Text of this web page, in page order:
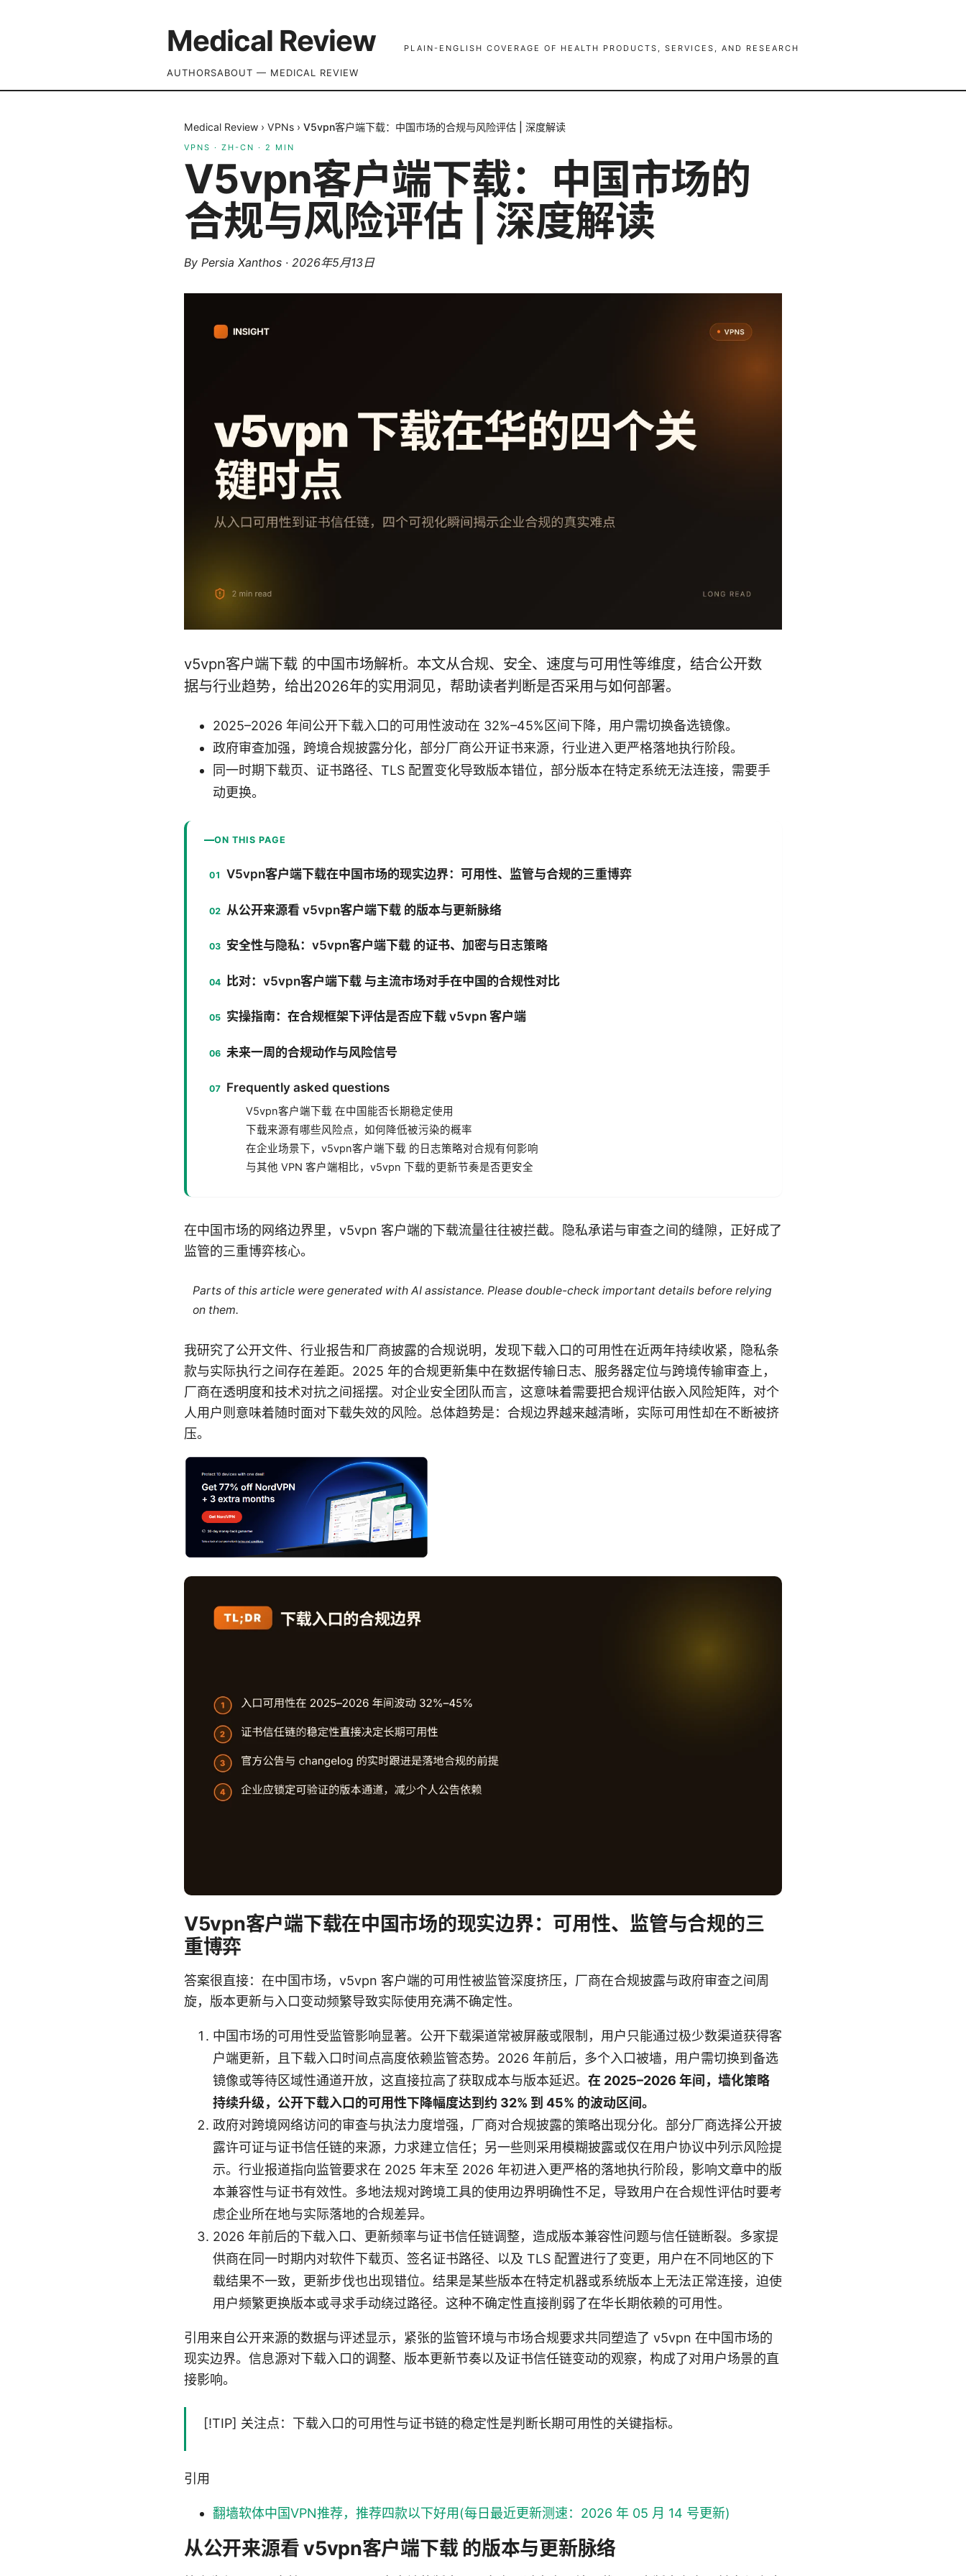
Medical Review PLAIN-ENGLISH COVERAGE OF HEALTH PRODUCTS, SERVICES, AND RESEARCH
AUTHORSABOUT — MEDICAL REVIEW
Medical Review › VPNs › V5vpn客户端下载：中国市场的合规与风险评估 | 深度解读
VPNS · ZH-CN · 2 MIN
V5vpn客户端下载：中国市场的
合规与风险评估 | 深度解读
By Persia Xanthos · 2026年5月13日
v5vpn客户端下载 的中国市场解析。本文从合规、安全、速度与可用性等维度，结合公开数
据与行业趋势，给出2026年的实用洞见，帮助读者判断是否采用与如何部署。
2025–2026 年间公开下载入口的可用性波动在 32%–45%区间下降，用户需切换备选镜像。
政府审查加强，跨境合规披露分化，部分厂商公开证书来源，行业进入更严格落地执行阶段。
同一时期下载页、证书路径、TLS 配置变化导致版本错位，部分版本在特定系统无法连接，需要手
动更换。
ON THIS PAGE
V5vpn客户端下载在中国市场的现实边界：可用性、监管与合规的三重博弈
从公开来源看 v5vpn客户端下载 的版本与更新脉络
安全性与隐私：v5vpn客户端下载 的证书、加密与日志策略
比对：v5vpn客户端下载 与主流市场对手在中国的合规性对比
实操指南：在合规框架下评估是否应下载 v5vpn 客户端
未来一周的合规动作与风险信号
Frequently asked questions
V5vpn客户端下载 在中国能否长期稳定使用
下载来源有哪些风险点，如何降低被污染的概率
在企业场景下，v5vpn客户端下载 的日志策略对合规有何影响
与其他 VPN 客户端相比，v5vpn 下载的更新节奏是否更安全
在中国市场的网络边界里，v5vpn 客户端的下载流量往往被拦截。隐私承诺与审查之间的缝隙，正好成了
监管的三重博弈核心。
Parts of this article were generated with AI assistance. Please double-check important details before relying
on them.
我研究了公开文件、行业报告和厂商披露的合规说明，发现下载入口的可用性在近两年持续收紧，隐私条
款与实际执行之间存在差距。2025 年的合规更新集中在数据传输日志、服务器定位与跨境传输审查上，
厂商在透明度和技术对抗之间摇摆。对企业安全团队而言，这意味着需要把合规评估嵌入风险矩阵，对个
人用户则意味着随时面对下载失效的风险。总体趋势是：合规边界越来越清晰，实际可用性却在不断被挤
压。
V5vpn客户端下载在中国市场的现实边界：可用性、监管与合规的三
重博弈
答案很直接：在中国市场，v5vpn 客户端的可用性被监管深度挤压，厂商在合规披露与政府审查之间周
旋，版本更新与入口变动频繁导致实际使用充满不确定性。
中国市场的可用性受监管影响显著。公开下载渠道常被屏蔽或限制，用户只能通过极少数渠道获得客
户端更新，且下载入口时间点高度依赖监管态势。2026 年前后，多个入口被墙，用户需切换到备选
镜像或等待区域性通道开放，这直接拉高了获取成本与版本延迟。 在 2025–2026 年间，墙化策略
持续升级，公开下载入口的可用性下降幅度达到约 32% 到 45% 的波动区间。
政府对跨境网络访问的审查与执法力度增强，厂商对合规披露的策略出现分化。部分厂商选择公开披
露许可证与证书信任链的来源，力求建立信任；另一些则采用模糊披露或仅在用户协议中列示风险提
示。行业报道指向监管要求在 2025 年末至 2026 年初进入更严格的落地执行阶段，影响文章中的版
本兼容性与证书有效性。多地法规对跨境工具的使用边界明确性不足，导致用户在合规性评估时要考
虑企业所在地与实际落地的合规差异。
2026 年前后的下载入口、更新频率与证书信任链调整，造成版本兼容性问题与信任链断裂。多家提
供商在同一时期内对软件下载页、签名证书路径、以及 TLS 配置进行了变更，用户在不同地区的下
载结果不一致，更新步伐也出现错位。结果是某些版本在特定机器或系统版本上无法正常连接，迫使
用户频繁更换版本或寻求手动绕过路径。这种不确定性直接削弱了在华长期依赖的可用性。
引用来自公开来源的数据与评述显示，紧张的监管环境与市场合规要求共同塑造了 v5vpn 在中国市场的
现实边界。信息源对下载入口的调整、版本更新节奏以及证书信任链变动的观察，构成了对用户场景的直
接影响。
[!TIP] 关注点：下载入口的可用性与证书链的稳定性是判断长期可用性的关键指标。
引用
翻墙软体中国VPN推荐，推荐四款以下好用(每日最近更新测速：2026 年 05 月 14 号更新)
从公开来源看 v5vpn客户端下载 的版本与更新脉络